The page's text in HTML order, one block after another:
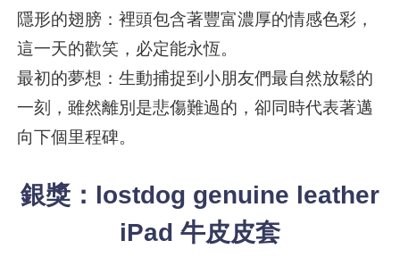
隱形的翅膀：裡頭包含著豐富濃厚的情感色彩，
這一天的歡笑，必定能永恆。
最初的夢想：生動捕捉到小朋友們最自然放鬆的
一刻，雖然離別是悲傷難過的，卻同時代表著邁
向下個里程碑。
銀獎：lostdog genuine leather
iPad 牛皮皮套